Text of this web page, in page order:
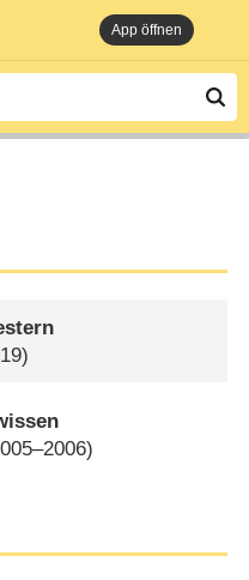
App öffnen